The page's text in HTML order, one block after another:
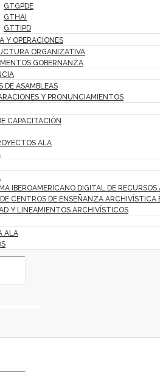
GTGPDE
GTHAI
GTTIPD
Y OPERACIONES
ORGANIZATIVA
GOBERNANZA
DE ASAMBLEAS
Y PRONUNCIAMIENTOS
CAPACITACIÓN
ALA
IBEROAMERICANO DIGITAL DE
CENTROS DE ENSEÑANZA ARCHIVÍSTICA
Y LINEAMIENTOS ARCHIVÍSTICOS
ALA